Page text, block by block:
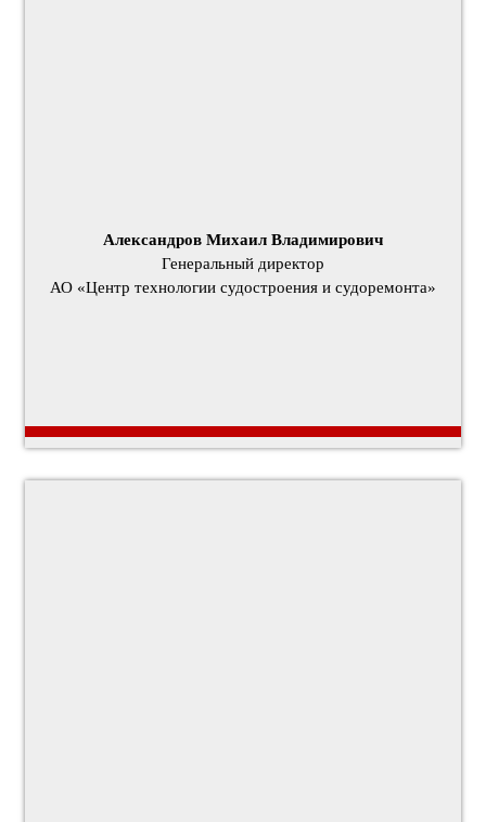
Александров Михаил Владимирович
Генеральный директор
АО «Центр технологии судостроения и судоремонта»